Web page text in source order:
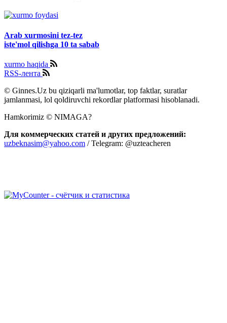
Arab xurmosini tez-tez
iste'mol qilishga 10 ta sabab
xurmo haqida
RSS-лента
© Ginnes.Uz bu qiziqarli ma'lumotlar, top faktlar, suratlar
jamlanmasi, lol qoldiruvchi rekordlar platformasi hisoblanadi.
Hamkorimiz © NIMAGA?
Для коммерческих статей и других предложений:
uzbeknasim@yahoo.com / Telegram: @uzteacheren